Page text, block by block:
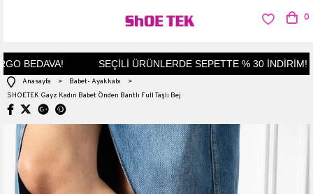
BEDAVA! SEÇİLİ ÜRÜNLERDE SEPETTE % 30 İNDİRİM!
0
Anasayfa > Babet- Ayakkabı
>
SHOETEK Gayz Kadın Babet Önden Bantlı Full Taşlı Bej